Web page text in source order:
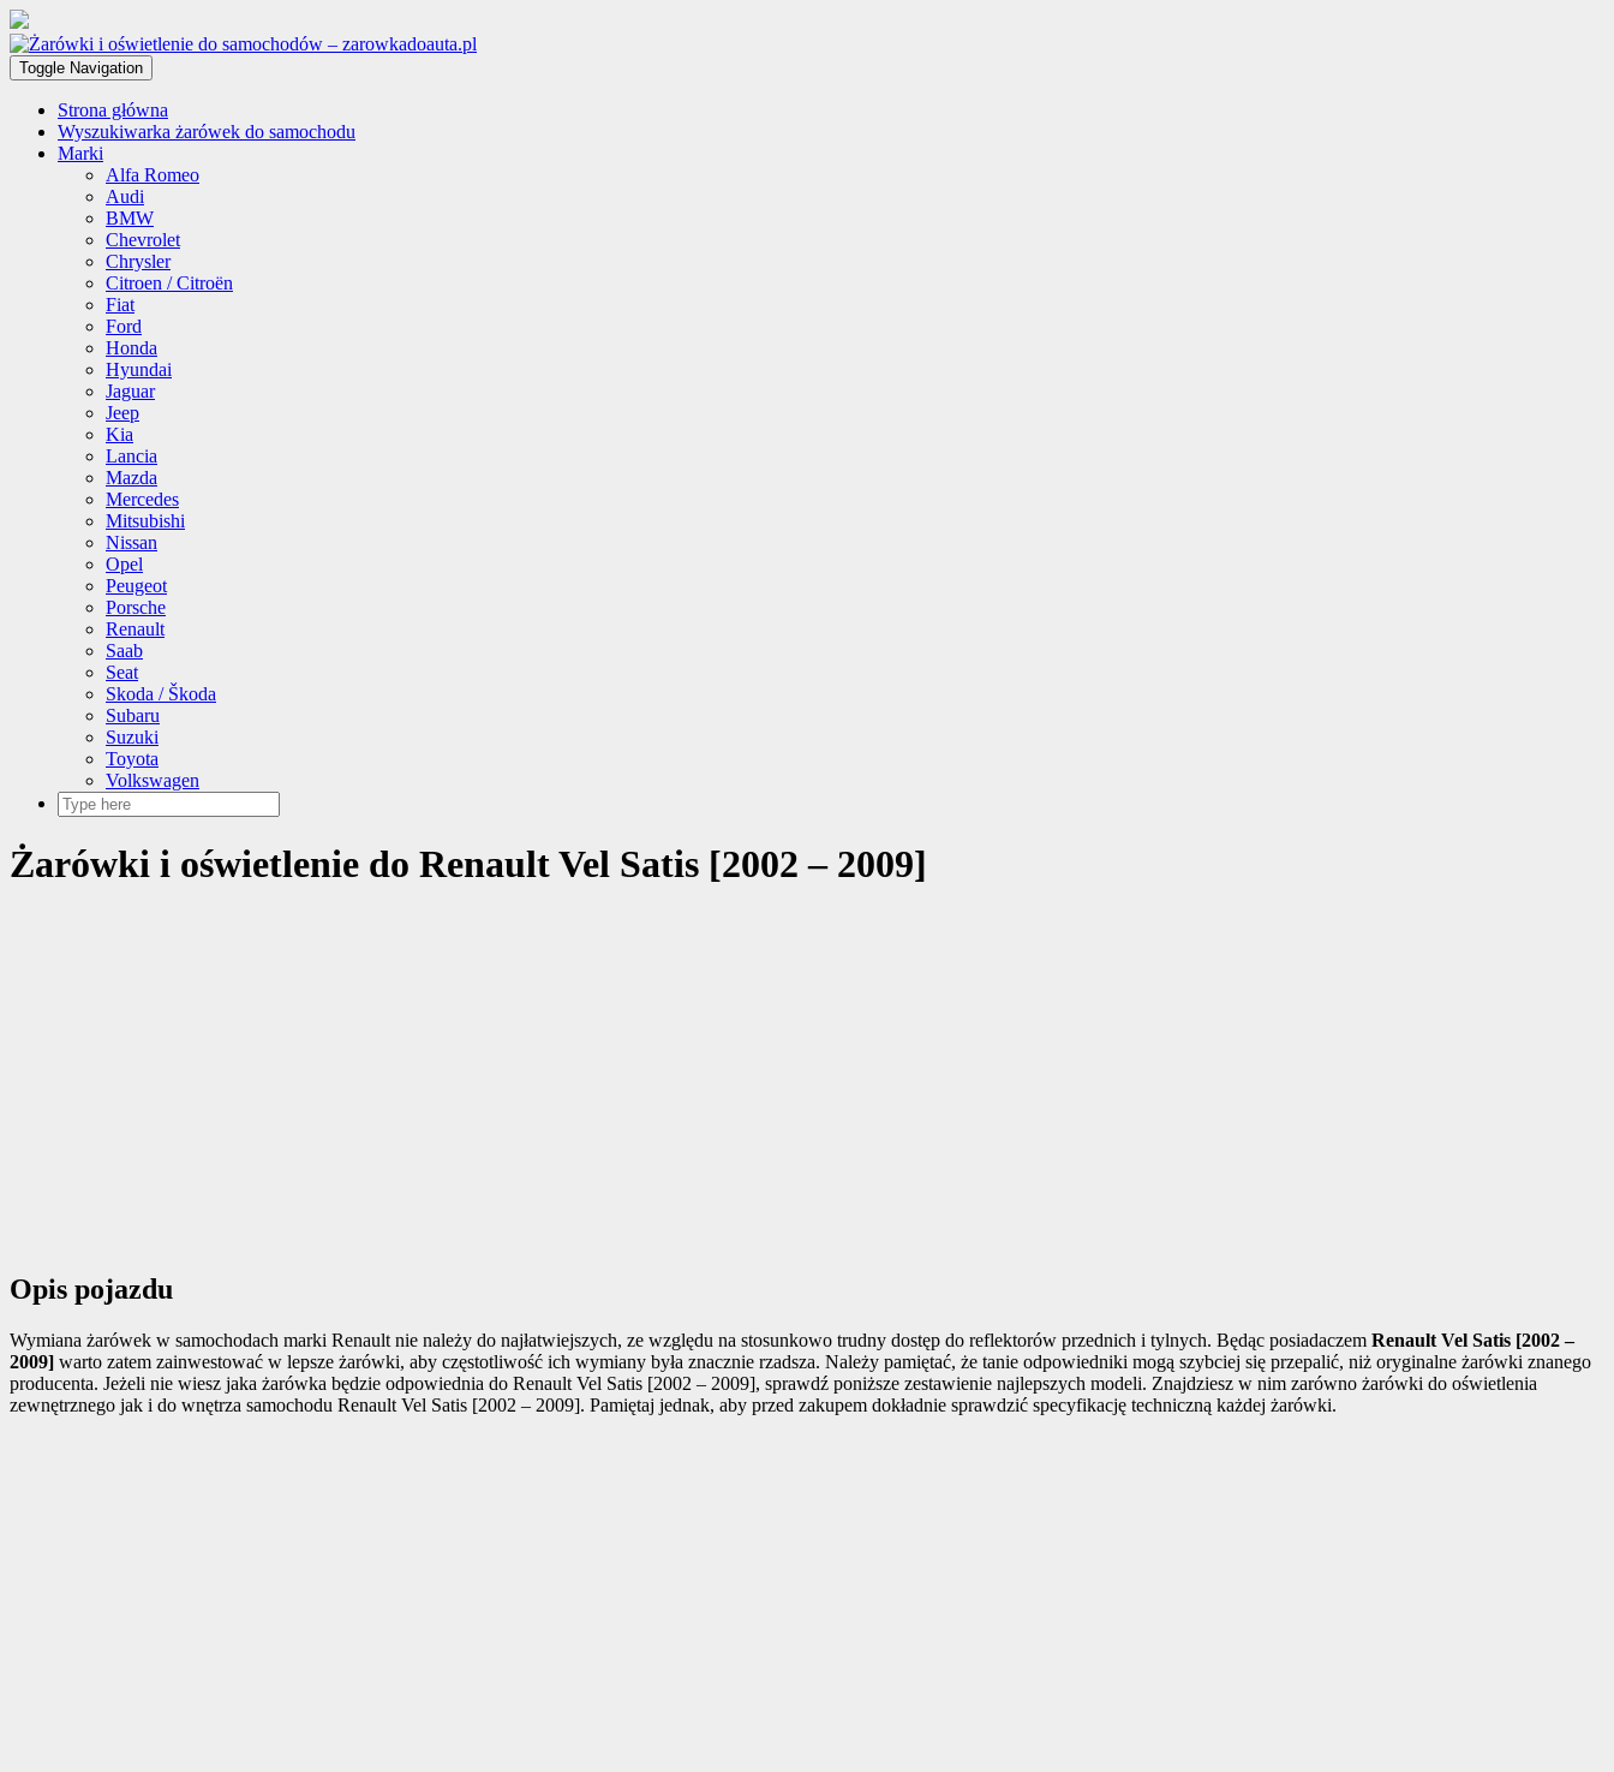
Toggle Navigation
Strona główna
Wyszukiwarka żarówek do samochodu
Marki
Alfa Romeo
Audi
BMW
Chevrolet
Chrysler
Citroen / Citroën
Fiat
Ford
Honda
Hyundai
Jaguar
Jeep
Kia
Lancia
Mazda
Mercedes
Mitsubishi
Nissan
Opel
Peugeot
Porsche
Renault
Saab
Seat
Skoda / Škoda
Subaru
Suzuki
Toyota
Volkswagen
Żarówki i oświetlenie do Renault Vel Satis [2002 – 2009]
Opis pojazdu
Wymiana żarówek w samochodach marki Renault nie należy do najłatwiejszych, ze względu na stosunkowo trudny dostęp do reflektorów przednich i tylnych. Będąc posiadaczem Renault Vel Satis [2002 –
2009] warto zatem zainwestować w lepsze żarówki, aby częstotliwość ich wymiany była znacznie rzadsza. Należy pamiętać, że tanie odpowiedniki mogą szybciej się przepalić, niż oryginalne żarówki znanego
producenta. Jeżeli nie wiesz jaka żarówka będzie odpowiednia do Renault Vel Satis [2002 – 2009], sprawdź poniższe zestawienie najlepszych modeli. Znajdziesz w nim zarówno żarówki do oświetlenia
zewnętrznego jak i do wnętrza samochodu Renault Vel Satis [2002 – 2009]. Pamiętaj jednak, aby przed zakupem dokładnie sprawdzić specyfikację techniczną każdej żarówki.